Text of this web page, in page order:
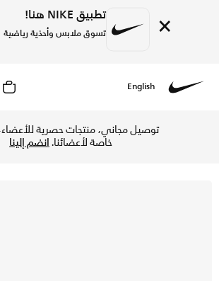
× تطبيق NIKE هنا!
تسوق ملابس وأحذية رياضية
English
توصيل مجاني، منتجات حصرية
خاصة لأعضائنا.انضم إلينا